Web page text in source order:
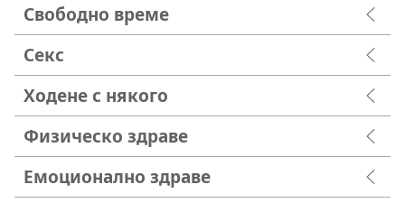
Свободно време
Секс
Ходене с някого
Физическо здраве
Емоционално здраве